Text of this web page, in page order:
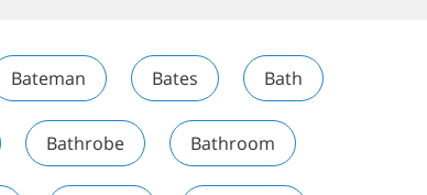
Bateman Bates Bath
Bathrobe Bathroom